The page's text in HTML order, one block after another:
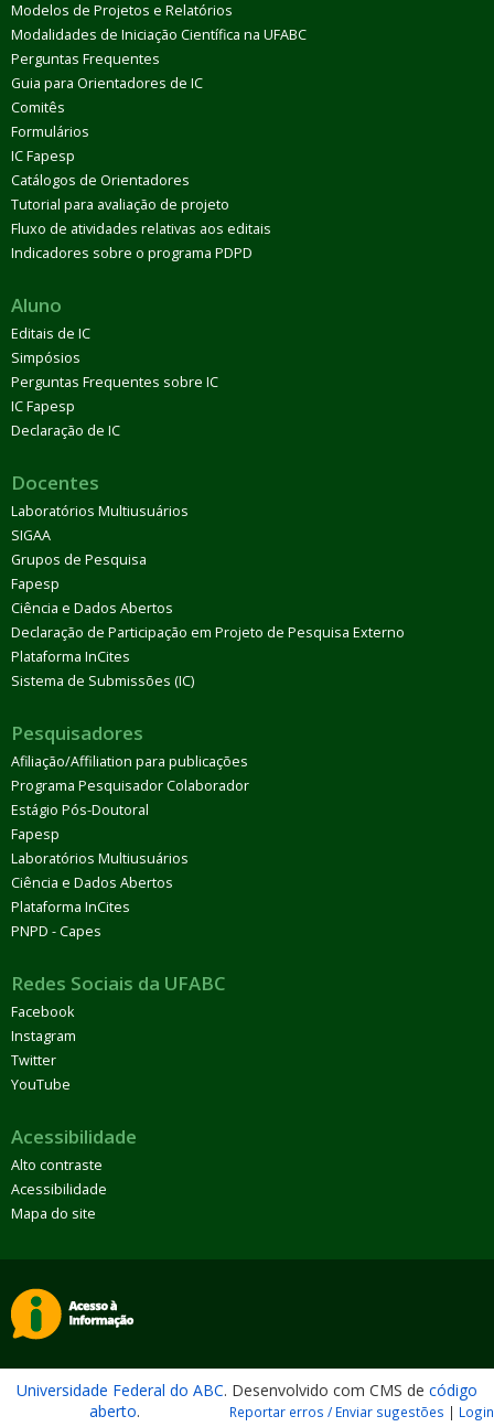
Modelos de Projetos e Relatórios
Modalidades de Iniciação Científica na UFABC
Perguntas Frequentes
Guia para Orientadores de IC
Comitês
Formulários
IC Fapesp
Catálogos de Orientadores
Tutorial para avaliação de projeto
Fluxo de atividades relativas aos editais
Indicadores sobre o programa PDPD
Aluno
Editais de IC
Simpósios
Perguntas Frequentes sobre IC
IC Fapesp
Declaração de IC
Docentes
Laboratórios Multiusuários
SIGAA
Grupos de Pesquisa
Fapesp
Ciência e Dados Abertos
Declaração de Participação em Projeto de Pesquisa Externo
Plataforma InCites
Sistema de Submissões (IC)
Pesquisadores
Afiliação/Affiliation para publicações
Programa Pesquisador Colaborador
Estágio Pós-Doutoral
Fapesp
Laboratórios Multiusuários
Ciência e Dados Abertos
Plataforma InCites
PNPD - Capes
Redes Sociais da UFABC
Facebook
Instagram
Twitter
YouTube
Acessibilidade
Alto contraste
Acessibilidade
Mapa do site
Universidade Federal do ABC. Desenvolvido com CMS de código
aberto. Reportar erros / Enviar sugestões | Login